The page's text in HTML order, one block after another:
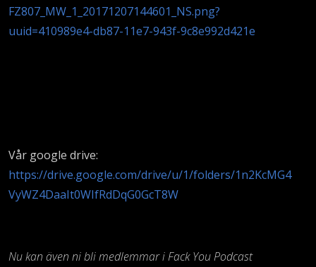
FZ807_MW_1_20171207144601_NS.png?
uuid=410989e4-db87-11e7-943f-9c8e992d421e
Vår google drive:
https://drive.google.com/drive/u/1/folders/1n2KcMG4
VyWZ4DaaIt0WIfRdDqG0GcT8W
Nu kan även ni bli medlemmar i Fack You Podcast